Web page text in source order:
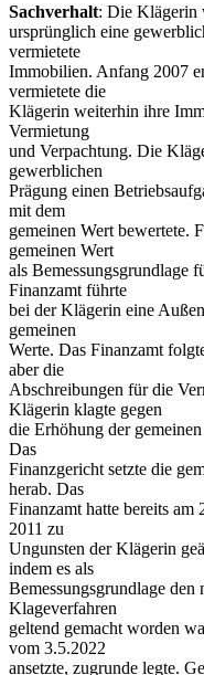
Sachverhalt: Die Klägerin
ursprünglich eine
vermietete
Immobilien. Anfang 2007
vermietete die
Klägerin weiterhin ihre
Vermietung
und Verpachtung. Die
gewerblichen
Prägung einen
mit dem
gemeinen Wert bewertete.
gemeinen Wert
als Bemessungsgrundlage
Finanzamt führte
bei der Klägerin eine
gemeinen
Werte. Das Finanzamt
aber die
Abschreibungen für die
Klägerin klagte gegen
die Erhöhung der
Das
Finanzgericht setzte die
herab. Das
Finanzamt hatte bereits
2011 zu
Ungunsten der Klägerin
indem es als
Bemessungsgrundlage
Klageverfahren
geltend gemacht worden
vom 3.5.2022
ansetzte, zugrunde legte.